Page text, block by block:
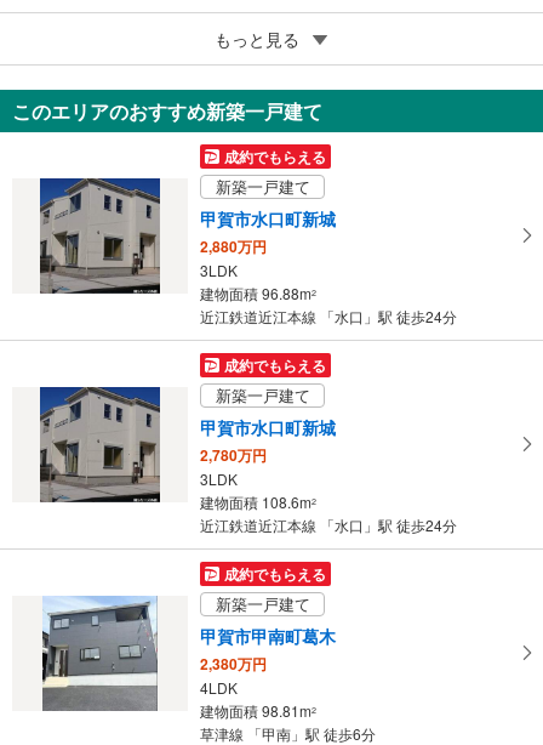
成約でもらえる
甲賀市甲南町新治
1,749万円
2SLDK
68.19m2
滋賀県甲賀市甲南町新治
もっと見る
このエリアのおすすめ新築一戸建て
成約でもらえる
新築一戸建て
甲賀市水口町新城
2,880万円
3LDK
建物面積 96.88m2
近江鉄道近江本線 「水口」駅 徒歩24分
成約でもらえる
新築一戸建て
甲賀市水口町新城
2,780万円
3LDK
建物面積 108.6m2
近江鉄道近江本線 「水口」駅 徒歩24分
成約でもらえる
新築一戸建て
甲賀市甲南町葛木
2,380万円
4LDK
建物面積 98.81m2
草津線 「甲南」駅 徒歩6分